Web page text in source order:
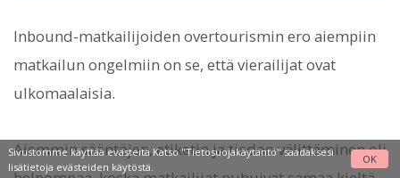
Inbound-matkailijoiden overtourismin ero aiempiin
matkailun ongelmiin on se, että vierailijat ovat
ulkomaalaisia.
Aiemmin sääntöjen, etiketin ja tiedon välittäminen oli
Sivustomme käyttää evästeitä Katso"Tietosuojakäytäntö"saadaksesi
lisätietoja evästeiden käytöstä.
OK